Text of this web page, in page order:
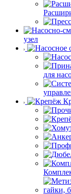
узел
для